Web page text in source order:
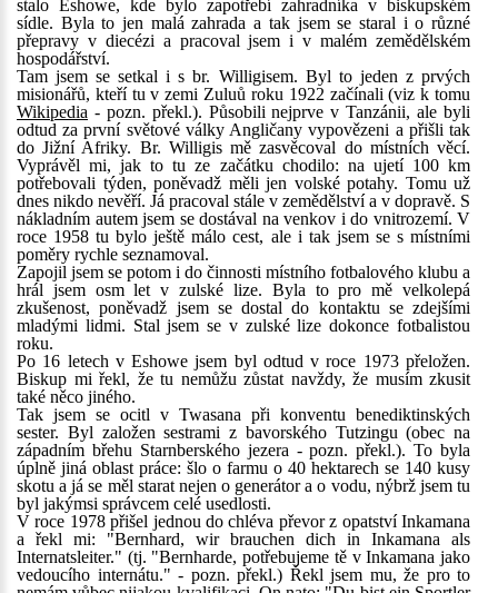
stalo Eshowe, kde bylo zapotřebí zahradníka v biskupském
sídle. Byla to jen malá zahrada a tak jsem se staral i o různé
přepravy v diecézi a pracoval jsem i v malém zemědělském
hospodářství.
Tam jsem se setkal i s br. Willigisem. Byl to jeden z prvých
misionářů, kteří tu v zemi Zuluů roku 1922 začínali (viz k tomu
Wikipedia - pozn. překl.). Působili nejprve v Tanzánii, ale byli
odtud za první světové války Angličany vypovězeni a přišli tak
do Jižní Afriky. Br. Willigis mě zasvěcoval do místních věcí.
Vyprávěl mi, jak to tu ze začátku chodilo: na ujetí 100 km
potřebovali týden, poněvadž měli jen volské potahy. Tomu už
dnes nikdo nevěří. Já pracoval stále v zemědělství a v dopravě. S
nákladním autem jsem se dostával na venkov i do vnitrozemí. V
roce 1958 tu bylo ještě málo cest, ale i tak jsem se s místními
poměry rychle seznamoval.
Zapojil jsem se potom i do činnosti místního fotbalového klubu a
hrál jsem osm let v zulské lize. Byla to pro mě velkolepá
zkušenost, poněvadž jsem se dostal do kontaktu se zdejšími
mladými lidmi. Stal jsem se v zulské lize dokonce fotbalistou
roku.
Po 16 letech v Eshowe jsem byl odtud v roce 1973 přeložen.
Biskup mi řekl, že tu nemůžu zůstat navždy, že musím zkusit
také něco jiného.
Tak jsem se ocitl v Twasana při konventu benediktinských
sester. Byl založen sestrami z bavorského Tutzingu (obec na
západním břehu Starnberského jezera - pozn. překl.). To byla
úplně jiná oblast práce: šlo o farmu o 40 hektarech se 140 kusy
skotu a já se měl starat nejen o generátor a o vodu, nýbrž jsem tu
byl jakýmsi správcem celé usedlosti.
V roce 1978 přišel jednou do chléva převor z opatství Inkamana
a řekl mi: "Bernhard, wir brauchen dich in Inkamana als
Internatsleiter." (tj. "Bernharde, potřebujeme tě v Inkamana jako
vedoucího internátu." - pozn. překl.) Řekl jsem mu, že pro to